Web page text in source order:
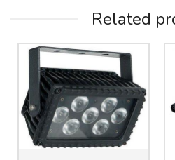
Related